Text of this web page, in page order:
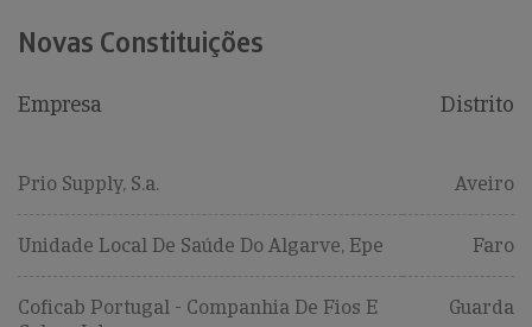
Novas Constituições
Empresa Distrito
Prio Supply, S.a. Aveiro
Unidade Local De Saúde Do Algarve, Epe Faro
Coficab Portugal - Companhia De Fios E
Guarda